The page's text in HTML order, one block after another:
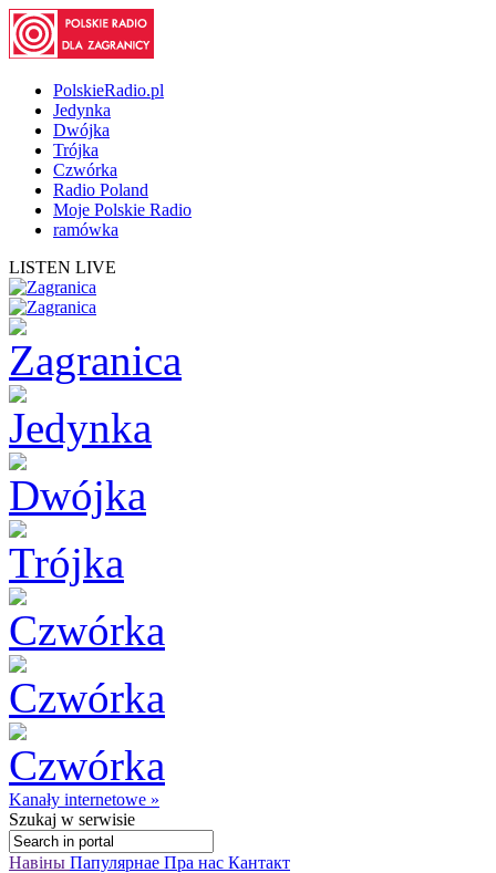
PolskieRadio.pl
Jedynka
Dwójka
Trójka
Czwórka
Radio Poland
Moje Polskie Radio
ramówka
LISTEN LIVE
Kanały internetowe »
Szukaj w serwisie
Навіны Папулярнае Пра нас Кантакт